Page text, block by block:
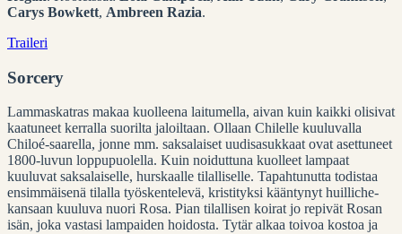
Carys Bowkett, Ambreen Razia.
Traileri
Sorcery
Lammaskatras makaa kuolleena laitumella, aivan kuin kaikki olisivat
kaatuneet kerralla suorilta jaloiltaan. Ollaan Chilelle kuuluvalla
Chiloé-saarella, jonne mm. saksalaiset uudisasukkaat ovat asettuneet
1800-luvun loppupuolella. Kuin noiduttuna kuolleet lampaat
kuuluvat saksalaiselle, hurskaalle tilalliselle. Tapahtunutta todistaa
ensimmäisenä tilalla työskentelevä, kristityksi kääntynyt huilliche-
kansaan kuuluva nuori Rosa. Pian tilallisen koirat jo repivät Rosan
isän, joka vastasi lampaiden hoidosta. Tytär alkaa toivoa kostoa ja